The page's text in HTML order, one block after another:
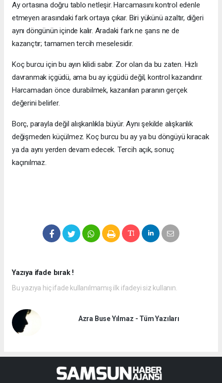
Ay ortasına doğru tablo netleşir. Harcamasını kontrol edenle
etmeyen arasındaki fark ortaya çıkar. Biri yükünü azaltır, diğeri
aynı döngünün içinde kalır. Aradaki fark ne şans ne de
kazançtır; tamamen tercih meselesidir.
Koç burcu için bu ayın kilidi sabır. Zor olan da bu zaten. Hızlı
davranmak içgüdü, ama bu ay içgüdü değil, kontrol kazandırır.
Harcamadan önce durabilmek, kazanılan paranın gerçek
değerini belirler.
Borç, parayla değil alışkanlıkla büyür. Aynı şekilde alışkanlık
değişmeden küçülmez. Koç burcu bu ay ya bu döngüyü kıracak
ya da aynı yerden devam edecek. Tercih açık, sonuç
kaçınılmaz.
Yazıya ifade bırak !
Bu yazıya hiç ifade kullanılmamış ilk ifadeyi siz kullanın.
Azra Buse Yılmaz - Tüm Yazıları